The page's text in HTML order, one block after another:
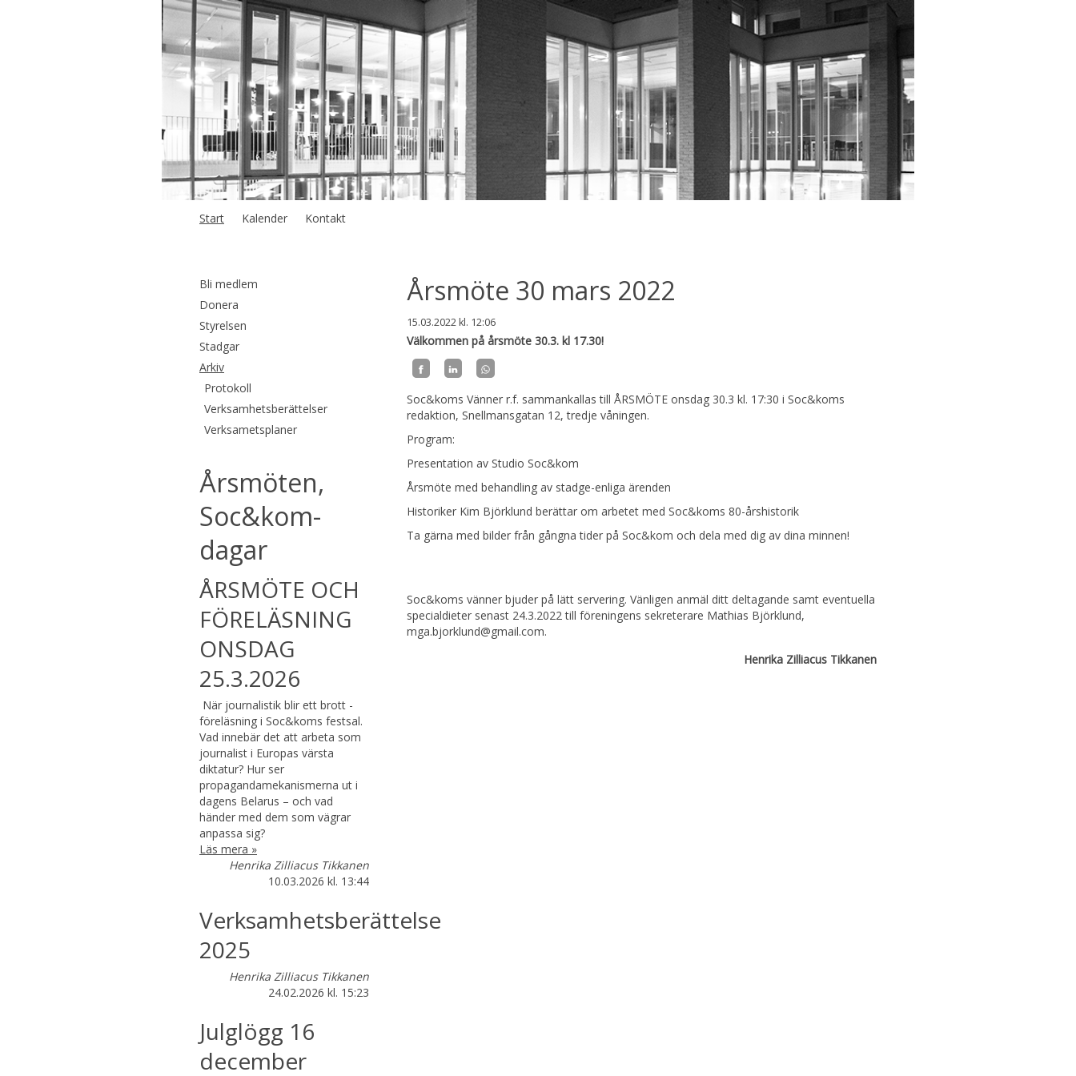
Start Kalender Kontakt
Bli medlem
Donera
Styrelsen
Stadgar
Arkiv
Protokoll
Verksamhetsberättelser
Verksametsplaner
Årsmöten,
Soc&kom-
dagar
ÅRSMÖTE OCH
FÖRELÄSNING
ONSDAG
25.3.2026
När journalistik blir ett brott -
föreläsning i Soc&koms festsal.
Vad innebär det att arbeta som
journalist i Europas värsta
diktatur? Hur ser
propagandamekanismerna ut i
dagens Belarus – och vad
händer med dem som vägrar
anpassa sig?
Läs mera »
Henrika Zilliacus Tikkanen
10.03.2026 kl. 13:44
Verksamhetsberättelse
2025
Henrika Zilliacus Tikkanen
24.02.2026 kl. 15:23
Julglögg 16
december
Årsmöte 30 mars 2022
15.03.2022kl. 12:06
Välkommen på årsmöte 30.3. kl 17.30!
Soc&koms Vänner r.f. sammankallas till ÅRSMÖTE onsdag 30.3 kl. 17:30 i Soc&koms
redaktion, Snellmansgatan 12, tredje våningen.
Program:
Presentation av Studio Soc&kom
Årsmöte med behandling av stadge-enliga ärenden
Historiker Kim Björklund berättar om arbetet med Soc&koms 80-årshistorik
Ta gärna med bilder från gångna tider på Soc&kom och dela med dig av dina minnen!
Soc&koms vänner bjuder på lätt servering. Vänligen anmäl ditt deltagande samt eventuella
specialdieter senast 24.3.2022 till föreningens sekreterare Mathias Björklund,
mga.bjorklund@gmail.com.
Henrika Zilliacus Tikkanen